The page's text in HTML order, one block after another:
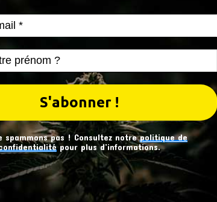
spammons pas ! Consultez notrepolitique de
pour plus d’informations.